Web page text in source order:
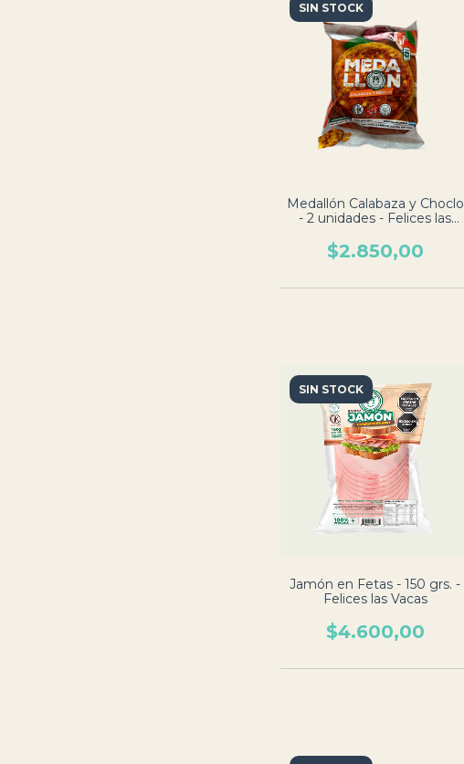
SIN STOCK
Medallón Calabaza y Choclo
- 2 unidades - Felices las
$2.850,00
SIN STOCK
Jamón en Fetas - 150 grs. -
Felices las Vacas
$4.600,00